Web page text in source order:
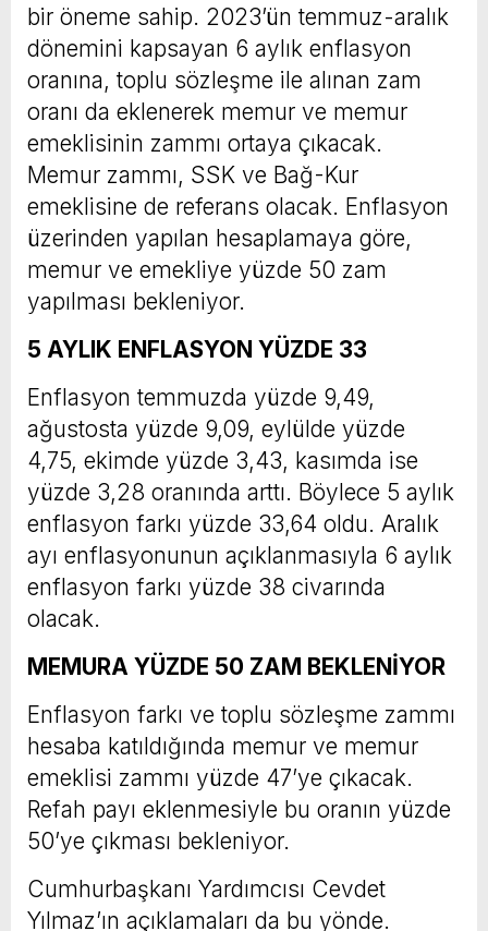
bir öneme sahip. 2023’ün temmuz-aralık
dönemini kapsayan 6 aylık enflasyon
oranına, toplu sözleşme ile alınan zam
oranı da eklenerek memur ve memur
emeklisinin zammı ortaya çıkacak.
Memur zammı, SSK ve Bağ-Kur
emeklisine de referans olacak. Enflasyon
üzerinden yapılan hesaplamaya göre,
memur ve emekliye yüzde 50 zam
yapılması bekleniyor.
5 AYLIK ENFLASYON YÜZDE 33
Enflasyon temmuzda yüzde 9,49,
ağustosta yüzde 9,09, eylülde yüzde
4,75, ekimde yüzde 3,43, kasımda ise
yüzde 3,28 oranında arttı. Böylece 5 aylık
enflasyon farkı yüzde 33,64 oldu. Aralık
ayı enflasyonunun açıklanmasıyla 6 aylık
enflasyon farkı yüzde 38 civarında
olacak.
MEMURA YÜZDE 50 ZAM BEKLENİYOR
Enflasyon farkı ve toplu sözleşme zammı
hesaba katıldığında memur ve memur
emeklisi zammı yüzde 47’ye çıkacak.
Refah payı eklenmesiyle bu oranın yüzde
50’ye çıkması bekleniyor.
Cumhurbaşkanı Yardımcısı Cevdet
Yılmaz’ın açıklamaları da bu yönde.